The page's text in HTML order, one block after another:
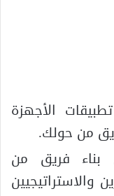
الأجهزة
من حولك.
بناء فريق من